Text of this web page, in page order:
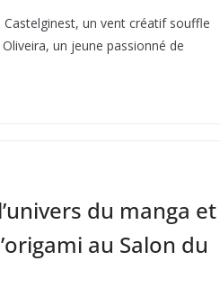
Castelginest, un vent créatif souffle
un jeune passionné de
du manga et
au Salon du